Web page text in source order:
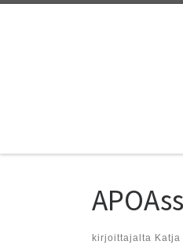
kirjoittajalta